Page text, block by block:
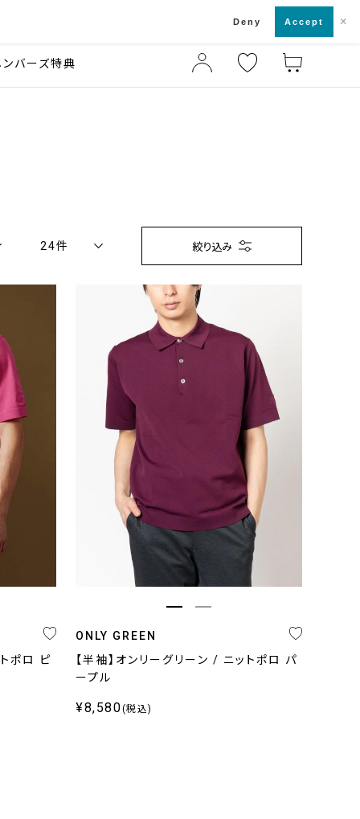
ンバーズ特典
24件 絞り込み
ポロ ピ
ONLY GREEN
【半袖】オンリーグリーン / ニットポロ パ
ープル
¥8,580(税込)
Deny Accept ×